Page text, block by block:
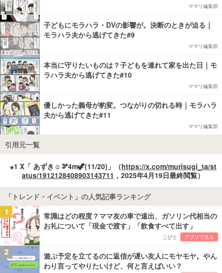
ママリ編集部
子どもにモラハラ・DVの影響が。決断のときが迫る｜
モラハラ夫から逃げてきた#9
ママリ編集部
本当に守りたいものは？子どもを連れて家を出た日｜モ
ラハラ夫から逃げてきた#10
ママリ編集部
優しかった義母が豹変。つながりの切れる時｜モラハラ
夫から逃げてきた#11
ママリ編集部
引用元一覧
※1 X「 あずき☺︎🫘4m🦖(11/20)」（https://x.com/murisugi_ta/st
atus/1912128408903143711 ，2025年4月19日最終閲覧）
「トレンド・イベント」の人気記事ランキング
1
常識はどの程度？ママ友の車で遠出、ガソリン代相当の
お礼について「現金で渡す」「飲食すべて出す」
こびと アプリで見る
2
遊ぶ予定を立てるのに返信が遅い友人にモヤモヤ。やん
わり言ってやりたいけど、何と言えばいい？